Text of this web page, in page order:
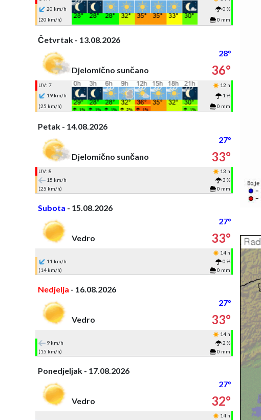
20 km/h
0 %
(20 km/h)
0 mm
Četvrtak - 13.08.2026
28°
Djelomično sunčano
36°
UV: 7
12 h
19 km/h
1 %
(25 km/h)
0 mm
Petak - 14.08.2026
27°
Djelomično sunčano
33°
UV: 8
13 h
15 km/h
3 %
(25 km/h)
0 mm
Subota - 15.08.2026
27°
Vedro
33°
14 h
11 km/h
0 %
(14 km/h)
0 mm
Nedjelja - 16.08.2026
27°
Vedro
33°
14 h
9 km/h
2 %
(15 km/h)
0 mm
Ponedjeljak - 17.08.2026
27°
Vedro
32°
14 h